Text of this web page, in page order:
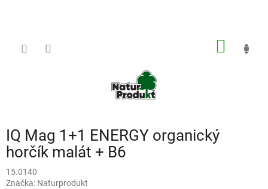
IQ Mag 1+1 ENERGY organický
horčík malát + B6
15.0140
Značka: Naturprodukt